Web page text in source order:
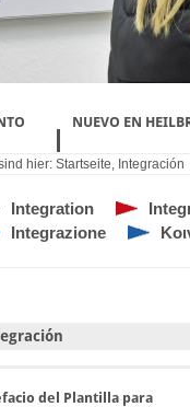
NUEVO EN
hier: Startseite, Integración
Integration
Integrazione
del Plantilla para